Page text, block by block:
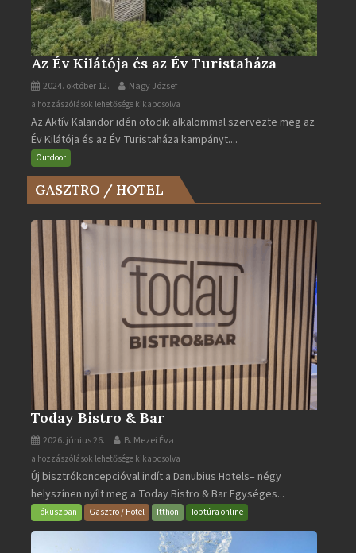
Az Év Kilátója és az Év Turistaháza
2024. október 12. Nagy József
Az
Év
Kilátója
és
Év
Turistaháza
bejegyzéshez
a hozzászólások lehetősége kikapcsolva
Az Aktív Kalandor idén ötödik alkalommal szervezte meg az
Év Kilátója és az Év Turistaháza kampányt....
Outdoor
GASZTRO / HOTEL
Today Bistro & Bar
2026. június 26. B. Mezei Éva
Today
Bistro
&
Bar
a hozzászólások lehetősége kikapcsolva
Új bisztrókoncepcióval indít a Danubius Hotels– négy
helyszínen nyílt meg a Today Bistro & Bar Egységes...
Fókuszban Gasztro / Hotel Itthon Toptúra online